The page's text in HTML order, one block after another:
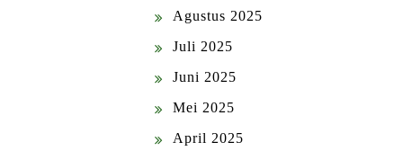
Agustus 2025
Juli 2025
Juni 2025
Mei 2025
April 2025